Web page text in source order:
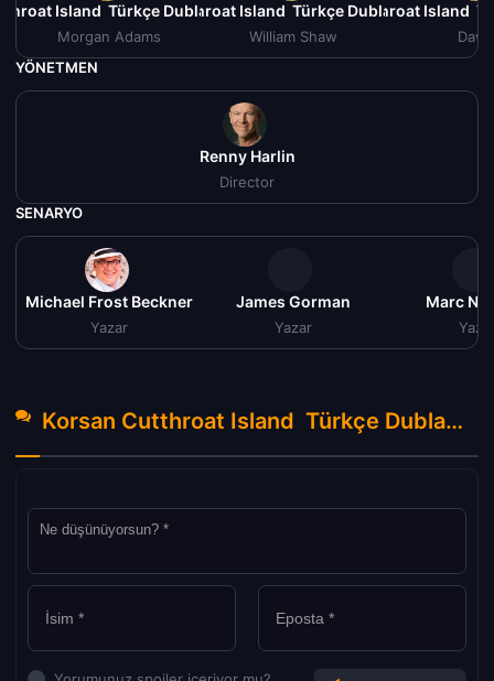
Island Türkçe Dublaj izle (1995)
Morgan Adams
Korsan Cutthroat Island Türkçe Dublaj izle (1995)
William Shaw
Korsan Cutthroat Island
YÖNETMEN
Renny Harlin
Director
SENARYO
Michael Frost Beckner
Yazar
James Gorman
Yazar
Marc
Korsan Cutthroat Island Türkçe Dublaj izle (1995) Hakkında Yorumlar